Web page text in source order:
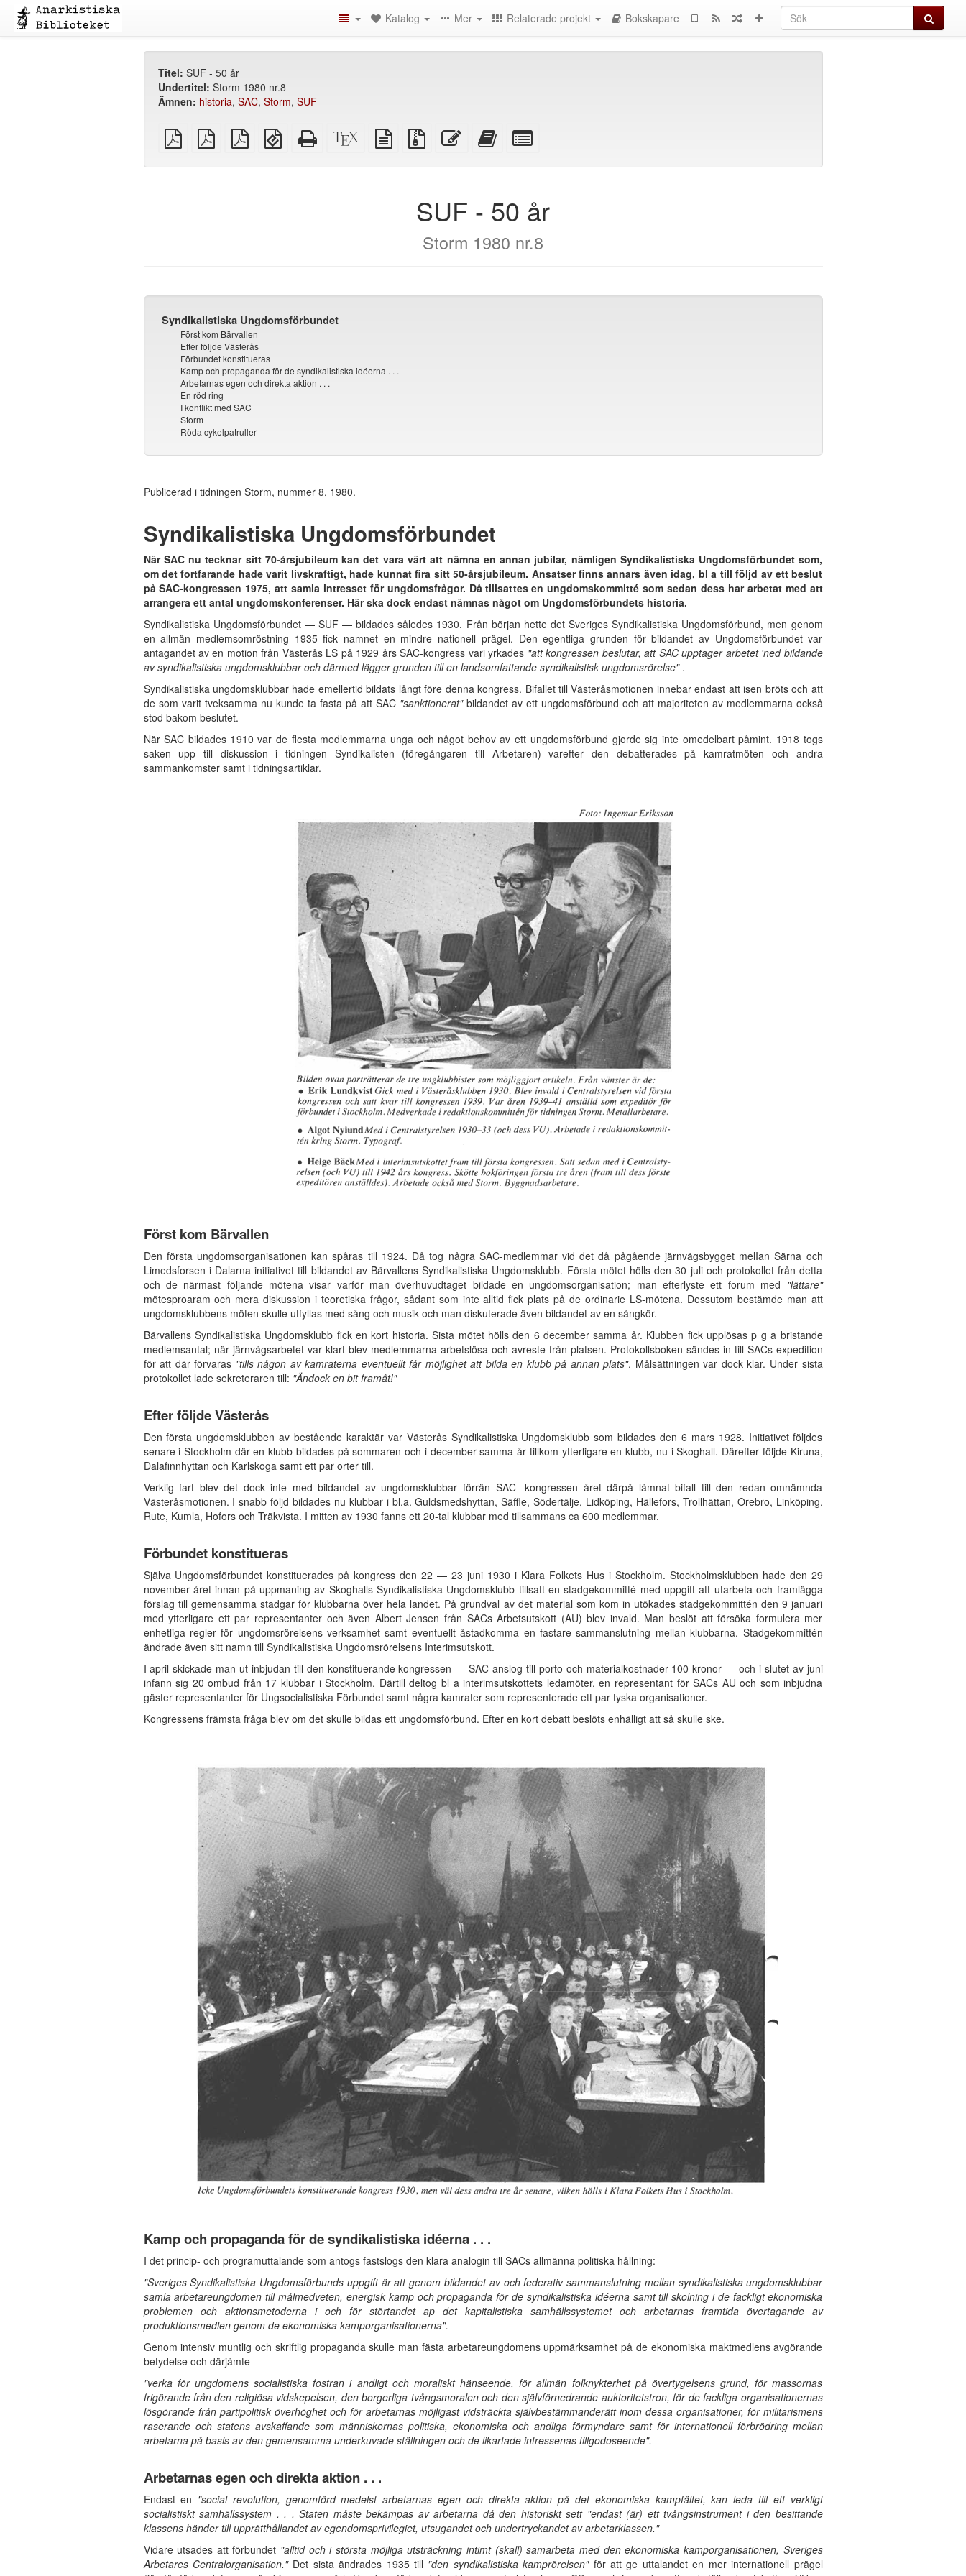
Sök
Katalog Mer Relaterade projekt Bokskapare
Titel: SUF - 50 år
Undertitel: Storm 1980 nr.8
Ämnen: historia, SAC, Storm, SUF
plain
PDF
A4
imposed
Letter
imposed
EPUB
(för
Fristående
HTML
XeLaTeX
källa
plain
text
Källfiler
med
Redigera
denna
Lägg
bokskaparen
SUF - 50 år
Storm 1980 nr.8
Syndikalistiska Ungdomsförbundet
Först kom Bärvallen
Efter följde Västerås
Förbundet konstitueras
Kamp och propaganda för de syndikalistiska idéerna . . .
Arbetarnas egen och direkta aktion . . .
En röd ring
I konflikt med SAC
Storm
Röda cykelpatruller
Publicerad i tidningen Storm, nummer 8, 1980.
Syndikalistiska Ungdomsförbundet
När SAC nu tecknar sitt 70-årsjubileum kan det vara värt att nämna en annan jubilar, nämligen Syndikalistiska Ungdomsförbundet som,
om det fortfarande hade varit livskraftigt, hade kunnat fira sitt 50-årsjubileum. Ansatser finns annars även idag, bl a till följd av ett beslut
på SAC-kongressen 1975, att samla intresset för ungdomsfrågor. Då tillsattes en ungdomskommitté som sedan dess har arbetat med att
arrangera ett antal ungdomskonferenser. Här ska dock endast nämnas något om Ungdomsförbundets historia.
Syndikalistiska Ungdomsförbundet — SUF — bildades således 1930. Från början hette det Sveriges Syndikalistiska Ungdomsförbund, men genom
en allmän medlemsomröstning 1935 fick namnet en mindre nationell prägel. Den egentliga grunden för bildandet av Ungdomsförbundet var
antagandet av en motion från Västerås LS på 1929 års SAC-kongress vari yrkades "att kongressen beslutar, att SAC upptager arbetet 'ned bildande
av syndikalistiska ungdomsklubbar och därmed lägger grunden till en landsomfattande syndikalistisk ungdomsrörelse".
Syndikalistiska ungdomsklubbar hade emellertid bildats långt före denna kongress. Bifallet till Västeråsmotionen innebar endast att isen bröts och att
de som varit tveksamma nu kunde ta fasta på att SAC "sanktionerat"bildandet av ett ungdomsförbund och att majoriteten av medlemmarna också
stod bakom beslutet.
När SAC bildades 1910 var de flesta medlemmarna unga och något behov av ett ungdomsförbund gjorde sig inte omedelbart påmint. 1918 togs
saken upp till diskussion i tidningen Syndikalisten (föregångaren till Arbetaren) varefter den debatterades på kamratmöten och andra
sammankomster samt i tidningsartiklar.
Först kom Bärvallen
Den första ungdomsorganisationen kan spåras till 1924. Då tog några SAC-medlemmar vid det då pågående järnvägsbygget melIan Särna och
Limedsforsen i Dalarna initiativet till bildandet av Bärvallens Syndikalistiska Ungdomsklubb. Första mötet hölls den 30 juli och protokollet från detta
och de närmast följande mötena visar varför man överhuvudtaget bildade en ungdomsorganisation; man efterlyste ett forum med "lättare"
mötesproaram och mera diskussion i teoretiska frågor, sådant som inte alltid fick plats på de ordinarie LS-mötena. Dessutom bestämde man att
ungdomsklubbens möten skulle utfyllas med sång och musik och man diskuterade även bildandet av en sångkör.
Bärvallens Syndikalistiska Ungdomsklubb fick en kort historia. Sista mötet hölls den 6 december samma år. Klubben fick upplösas p g a bristande
medlemsantal; när järnvägsarbetet var klart blev medlemmarna arbetslösa och avreste från platsen. Protokollsboken sändes in till SACs expedition
för att där förvaras "tills någon av kamraterna eventuellt får möjlighet att bilda en klubb på annan plats". Målsättningen var dock klar. Under sista
protokollet lade sekreteraren till: "Ändock en bit framåt!"
Efter följde Västerås
Den första ungdomsklubben av bestående karaktär var Västerås Syndikalistiska Ungdomsklubb som bildades den 6 mars 1928. Initiativet följdes
senare i Stockholm där en klubb bildades på sommaren och i december samma år tillkom ytterligare en klubb, nu i Skoghall. Därefter följde Kiruna,
Dalafinnhyttan och Karlskoga samt ett par orter till.
Verklig fart blev det dock inte med bildandet av ungdomsklubbar förrän SAC- kongressen året därpå lämnat bifall till den redan omnämnda
Västeråsmotionen. I snabb följd bildades nu klubbar i bl.a. Guldsmedshyttan, Säffle, Södertälje, Lidköping, Hällefors, Trollhättan, Orebro, Linköping,
Rute, Kumla, Hofors och Träkvista. I mitten av 1930 fanns ett 20-tal klubbar med tillsammans ca 600 medlemmar.
Förbundet konstitueras
Själva Ungdomsförbundet konstituerades på kongress den 22 — 23 juni 1930 i Klara Folkets Hus i Stockholm. Stockholmsklubben hade den 29
november året innan på uppmaning av Skoghalls Syndikalistiska Ungdomsklubb tillsatt en stadgekommitté med uppgift att utarbeta och framlägga
förslag till gemensamma stadgar för klubbarna över hela landet. På grundval av det material som kom in utökades stadgekommittén den 9 januari
med ytterligare ett par representanter och även Albert Jensen från SACs Arbetsutskott (AU) blev invald. Man beslöt att försöka formulera mer
enhetliga regler för ungdomsrörelsens verksamhet samt eventuellt åstadkomma en fastare sammanslutning mellan klubbarna. Stadgekommittén
ändrade även sitt namn till Syndikalistiska Ungdomsrörelsens Interimsutskott.
I april skickade man ut inbjudan till den konstituerande kongressen — SAC anslog till porto och materialkostnader 100 kronor — och i slutet av juni
infann sig 20 ombud från 17 klubbar i Stockholm. Därtill deltog bl a interimsutskottets ledamöter, en representant för SACs AU och som inbjudna
gäster representanter för Ungsocialistiska Förbundet samt några kamrater som representerade ett par tyska organisationer.
Kongressens främsta fråga blev om det skulle bildas ett ungdomsförbund. Efter en kort debatt beslöts enhälligt att så skulle ske.
Kamp och propaganda för de syndikalistiska idéerna . . .
I det princip- och programuttalande som antogs fastslogs den klara analogin till SACs allmänna politiska hållning:
"Sveriges Syndikalistiska Ungdomsförbunds uppgift är att genom bildandet av och federativ sammanslutning mellan syndikalistiska ungdomsklubbar
samla arbetareungdomen till målmedveten, energisk kamp och propaganda för de syndikalistiska idéerna samt till skolning i de fackligt ekonomiska
problemen och aktionsmetoderna i och för störtandet ap det kapitalistiska samhällssystemet och arbetarnas framtida övertagande av
produktionsmedlen genom de ekonomiska kamporganisationerna".
Genom intensiv muntlig och skriftlig propaganda skulle man fästa arbetareungdomens uppmärksamhet på de ekonomiska maktmedlens avgörande
betydelse och därjämte
"verka för ungdomens socialistiska fostran i andligt och moraliskt hänseende, för allmän folknykterhet på övertygelsens grund, för massornas
frigörande från den religiösa vidskepelsen, den borgerliga tvångsmoralen och den självförnedrande auktoritetstron, för de fackliga organisationernas
lösgörande från partipolitisk överhöghet och för arbetarnas möjligast vidsträckta självbestämmanderätt inom dessa organisationer, för militarismens
raserande och statens avskaffande som människornas politiska, ekonomiska och andliga förmyndare samt för internationell förbrödring mellan
arbetarna på basis av den gemensamma underkuvade ställningen och de likartade intressenas tillgodoseende".
Arbetarnas egen och direkta aktion . . .
Endast en "social revolution, genomförd medelst arbetarnas egen och direkta aktion på det ekonomiska kampfältet, kan leda till ett verkligt
socialistiskt samhällssystem . . . Staten måste bekämpas av arbetarna då den historiskt sett "endast (är) ett tvångsinstrument i den besittande
klassens händer till upprätthållandet av egendomsprivilegiet, utsugandet och undertryckandet av arbetarklassen."
Vidare utsades att förbundet "alltid och i största möjliga utsträckning intimt (skall) samarbeta med den ekonomiska kamporganisationen, Sveriges
Arbetares Centralorganisation."Det sista ändrades 1935 till "den syndikalistiska kamprörelsen"för att ge uttalandet en mer internationell prägel